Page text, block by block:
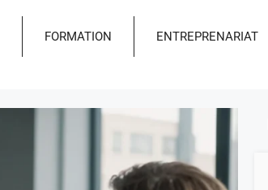
FORMATION ENTREPRENARIAT